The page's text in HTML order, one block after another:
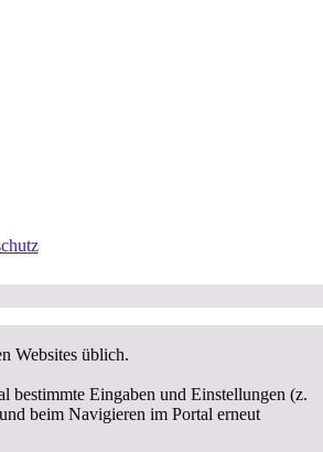
Websites üblich.
bestimmte Eingaben und Einstellungen (z.
beim Navigieren im Portal erneut